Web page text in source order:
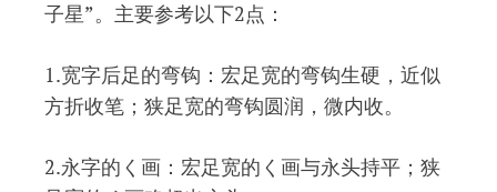
子星”。主要参考以下2点：
1.宽字后足的弯钩：宏足宽的弯钩生硬，近似
方折收笔；狭足宽的弯钩圆润，微内收。
2.永字的く画：宏足宽的く画与永头持平；狭